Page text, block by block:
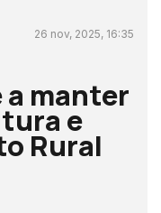
26 nov, 2025, 16:35
manter
e
Rural